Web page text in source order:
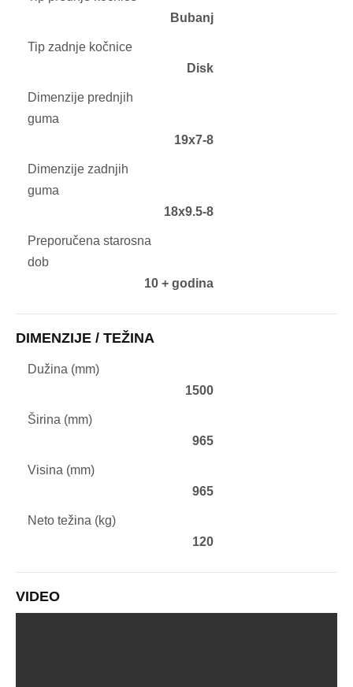
Bubanj
Tip zadnje kočnice
Disk
Dimenzije prednjih
guma
19x7-8
Dimenzije zadnjih
guma
18x9.5-8
Preporučena starosna
dob
10 + godina
DIMENZIJE / TEŽINA
Dužina (mm)
1500
Širina (mm)
965
Visina (mm)
965
Neto težina (kg)
120
VIDEO